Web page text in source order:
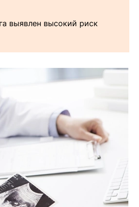
выявлен высокий риск